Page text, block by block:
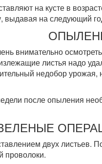
на кусте в
выдавая на следующий
внимательно
листья надо
недобор
после опыления
двух листьев.
проволоки.